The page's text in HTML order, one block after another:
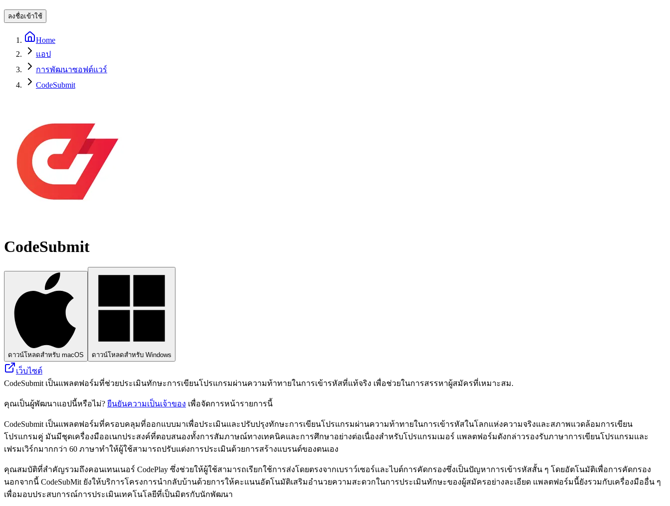
ลงชื่อเข้าใช้
Home
แอป
การพัฒนาซอฟต์แวร์
CodeSubmit
CodeSubmit
ดาวน์โหลดสำหรับ macOS ดาวน์โหลดสำหรับ Windows
เว็บไซต์
CodeSubmit เป็นแพลตฟอร์มที่ช่วยประเมินทักษะการเขียนโปรแกรมผ่านความท้าทายในการเข้ารหัสที่แท้จริง เพื่อช่วยในการสรรหาผู้สมัครที่เหมาะสม.
คุณเป็นผู้พัฒนาแอปนี้หรือไม่? ยืนยันความเป็นเจ้าของ เพื่อจัดการหน้ารายการนี้
CodeSubmit เป็นแพลตฟอร์มที่ครอบคลุมที่ออกแบบมาเพื่อประเมินและปรับปรุงทักษะการเขียนโปรแกรมผ่านความท้าทายในการเข้ารหัสในโลกแห่งความจริงและสภาพแวดล้อมการเขียน
โปรแกรมคู่ มันมีชุดเครื่องมืออเนกประสงค์ที่ตอบสนองทั้งการสัมภาษณ์ทางเทคนิคและการศึกษาอย่างต่อเนื่องสำหรับโปรแกรมเมอร์ แพลตฟอร์มดังกล่าวรองรับภาษาการเขียนโปรแกรมและ
เฟรมเวิร์กมากกว่า 60 ภาษาทำให้ผู้ใช้สามารถปรับแต่งการประเมินด้วยการสร้างแบรนด์ของตนเอง
คุณสมบัติที่สำคัญรวมถึงคอนเทนเนอร์ CodePlay ซึ่งช่วยให้ผู้ใช้สามารถเรียกใช้การส่งโดยตรงจากเบราว์เซอร์และไบต์การคัดกรองซึ่งเป็นปัญหาการเข้ารหัสสั้น ๆ โดยอัตโนมัติเพื่อการคัดกรอง
นอกจากนี้ CodeSubMit ยังให้บริการโครงการนำกลับบ้านด้วยการให้คะแนนอัตโนมัติเสริมอำนวยความสะดวกในการประเมินทักษะของผู้สมัครอย่างละเอียด แพลตฟอร์มนี้ยังรวมกับเครื่องมืออื่น ๆ
เพื่อมอบประสบการณ์การประเมินเทคโนโลยีที่เป็นมิตรกับนักพัฒนา